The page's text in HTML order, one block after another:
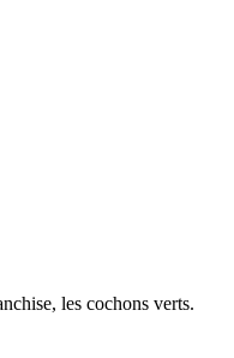
les cochons verts.